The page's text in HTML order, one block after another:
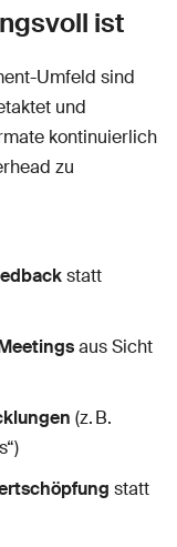
ist
Umfeld sind
und
kontinuierlich
zu
statt
aus Sicht
(z. B.
statt